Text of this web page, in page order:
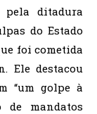
pela ditadura
do Estado
foi cometida
Ele destacou
“um golpe à
de mandatos